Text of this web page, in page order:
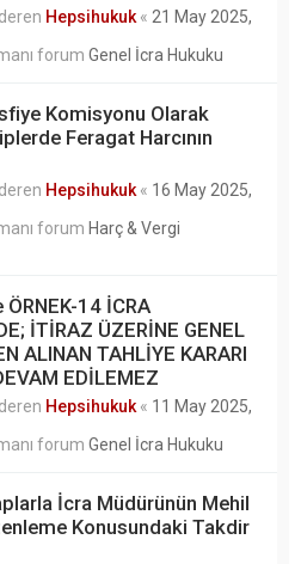
Hepsihukuk « 21 May 2025,
forum Genel İcra Hukuku
Komisyonu Olarak
Feragat Harcının
Hepsihukuk « 16 May 2025,
forum Harç & Vergi
ÖRNEK-14 İCRA
İTİRAZ ÜZERİNE GENEL
ALINAN TAHLİYE KARARI
EDİLEMEZ
Hepsihukuk « 11 May 2025,
forum Genel İcra Hukuku
İcra Müdürünün Mehil
Konusundaki Takdir